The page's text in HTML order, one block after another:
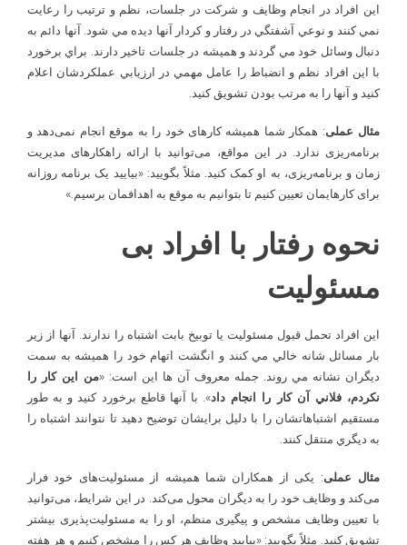
اين افراد در انجام وظايف و شرکت در جلسات، نظم و ترتيب را رعايت
نمي کنند و نوعي آشفتگي در رفتار و کردار آنها ديده مي­ شود. آنها دائم به
دنبال وسائل خود مي ­گردند و هميشه در جلسات تاخير دارند. براي برخورد
با اين افراد نظم و انضباط را عامل مهمي در ارزيابي عملکردشان اعلام
کنيد و آنها را به مرتب بودن تشويق کنيد.
مثال عملی: همکار شما همیشه کارهای خود را به موقع انجام نمی‌دهد و
برنامه‌ریزی ندارد. در این مواقع، می‌توانید با ارائه راهکارهای مدیریت
زمان و برنامه‌ریزی، به او کمک کنید. مثلاً بگویید: «بیایید یک برنامه روزانه
برای کارهایمان تعیین کنیم تا بتوانیم به موقع به اهدافمان برسیم.»
نحوه رفتار با افراد بی
مسئولیت
اين افراد تحمل قبول مسئوليت يا توبيخ بابت اشتباه را ندارند. آنها از زير
بار مسائل شانه خالي مي کنند و انگشت اتهام خود را هميشه به سمت
ديگران نشانه مي ­روند. جمله معروف آن ها اين است: «من اين کار را
نکردم، فلاني آن کار را انجام داد». با آنها قاطع برخورد کنيد و به طور
مستقيم اشتباهاتشان را با دليل برايشان توضيح دهيد تا نتوانند اشتباه را
به ديگري منتقل کنند.
مثال عملی: یکی از همکاران شما همیشه از مسئولیت‌های خود فرار
می‌کند و وظایف خود را به دیگران محول می‌کند. در این شرایط، می‌توانید
با تعیین وظایف مشخص و پیگیری منظم، او را به مسئولیت‌پذیری بیشتر
تشویق کنید. مثلاً بگویید: «بیایید وظایف هر کس را مشخص کنیم و هر هفته